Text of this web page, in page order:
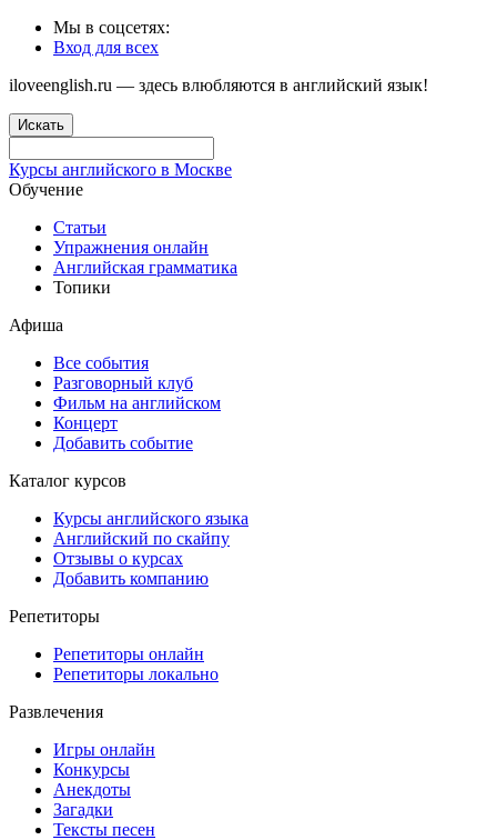
Мы в соцсетях:
Вход для всех
iloveenglish.ru — здесь влюбляются в английский язык!
Искать
Курсы английского в Москве
Обучение
Статьи
Упражнения онлайн
Английская грамматика
Топики
Афиша
Все события
Разговорный клуб
Фильм на английском
Концерт
Добавить событие
Каталог курсов
Курсы английского языка
Английский по скайпу
Отзывы о курсах
Добавить компанию
Репетиторы
Репетиторы онлайн
Репетиторы локально
Развлечения
Игры онлайн
Конкурсы
Анекдоты
Загадки
Тексты песен